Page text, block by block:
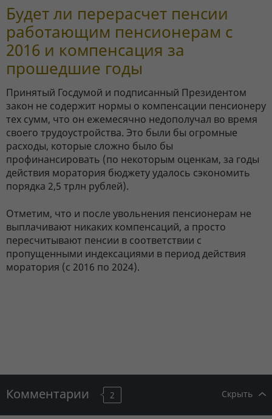
Будет ли перерасчет пенсии
работающим пенсионерам с
2016 и компенсация за
прошедшие годы
Принятый Госдумой и подписанный Президентом
закон не содержит нормы о компенсации пенсионеру
тех сумм, что он ежемесячно недополучал во время
своего трудоустройства. Это были бы огромные
расходы, которые сложно было бы
профинансировать (по некоторым оценкам, за годы
действия моратория бюджету удалось сэкономить
порядка 2,5 трлн рублей).
Отметим, что и после увольнения пенсионерам не
выплачивают никаких компенсаций, а просто
пересчитывают пенсии в соответствии с
пропущенными индексациями в период действия
моратория (с 2016 по 2024).
Комментарии 2 Скрыть